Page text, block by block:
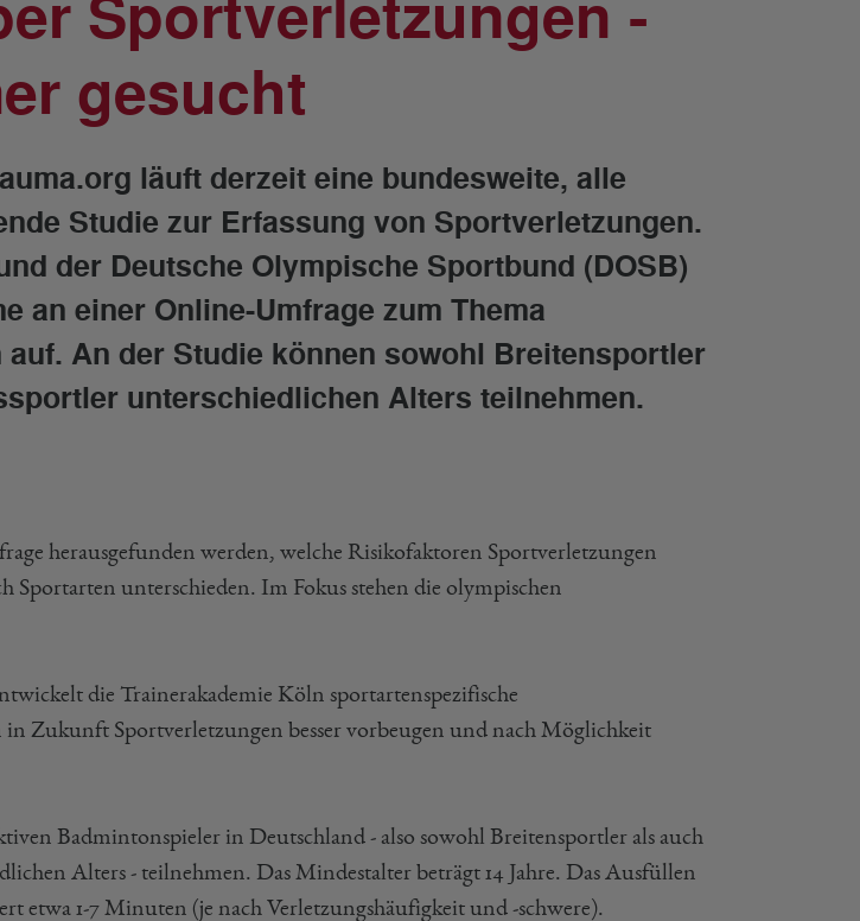
Sportverletzungen -
gesucht
läuft derzeit eine bundesweite, alle
Studie zur Erfassung von Sportverletzungen.
der Deutsche Olympische Sportbund (DOSB)
an einer Online-Umfrage zum Thema
An der Studie können sowohl Breitensportler
unterschiedlichen Alters teilnehmen.
herausgefunden werden, welche Risikofaktoren Sportverletzungen
Sportarten unterschieden. Im Fokus stehen die olympischen
die Trainerakademie Köln sportartenspezifische
Zukunft Sportverletzungen besser vorbeugen und nach Möglichkeit
Badmintonspieler in Deutschland - also sowohl Breitensportler als auch
Alters - teilnehmen. Das Mindestalter beträgt 14 Jahre. Das Ausfüllen
etwa 1-7 Minuten (je nach Verletzungshäufigkeit und -schwere).